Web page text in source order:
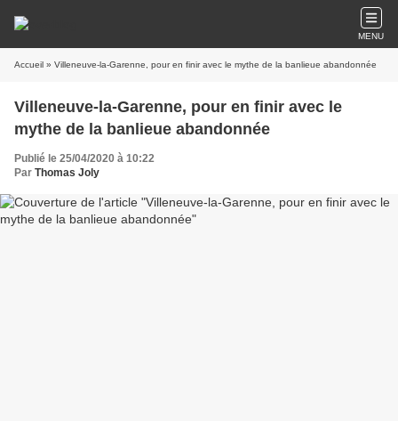
MENU
Accueil » Villeneuve-la-Garenne, pour en finir avec le mythe de la banlieue abandonnée
Villeneuve-la-Garenne, pour en finir avec le
mythe de la banlieue abandonnée
Publié le 25/04/2020 à 10:22
Par Thomas Joly